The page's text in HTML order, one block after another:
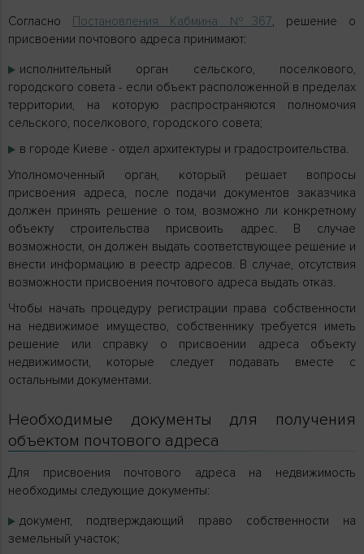
Согласно Постановления Кабмина №367, решение о
присвоении почтового адреса принимают:
исполнительный орган сельского, поселкового,
городского совета - если объект расположенной в пределах
территории, на которую распространяются полномочия
сельского, поселкового, городского совета;
в городе Киеве - отдел архитектуры и градостроительства.
Уполномоченный орган, который решает вопросы
присвоения адреса, после подачи документов заказчика
должен принять решение о том, возможно ли конкретному
объекту строительства присвоить адрес. В случае
возможности, он должен выдать соответствующее решение и
внести информацию в реестр адресов. В случае, отсутствия
возможности присвоения почтового адреса выдать отказ.
Чтобы начать процедуру регистрации права собственности
на недвижимое имущество, собственнику требуется иметь
решение или справку о присвоении адреса объекту
недвижимости, которые следует подавать вместе с
остальными документами.
Необходимые документы для получения
объектом почтового адреса
Для присвоения почтового адреса на недвижимость
необходимы следующие документы:
документ, подтверждающий право собственности на
земельный участок;